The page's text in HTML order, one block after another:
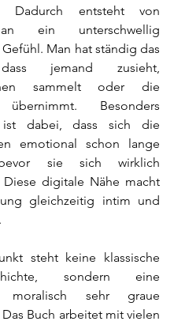
Dadurch entsteht von
ein unterschwellig
Man hat ständig das
jemand zusieht,
sammelt oder die
Besonders
ist dabei, dass sich die
emotional schon lange
sie sich wirklich
Diese digitale Nähe macht
gleichzeitig intim und
steht keine klassische
sondern eine
moralisch sehr graue
Buch arbeitet mit vielen